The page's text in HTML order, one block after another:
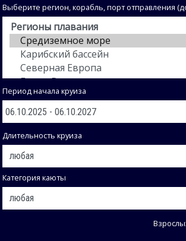
Выберите регион, корабль, порт отправления
Период начала круиза
Длительность круиза
Категория каюты